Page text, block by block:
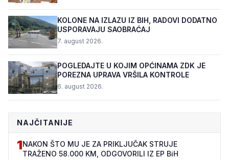
KOLONE NA IZLAZU IZ BIH, RADOVI DODATNO
USPORAVAJU SAOBRAĆAJ
7. august 2026.
POGLEDAJTE U KOJIM OPĆINAMA ZDK JE
POREZNA UPRAVA VRŠILA KONTROLE
6. august 2026.
NAJČITANIJE
1NAKON ŠTO MU JE ZA PRIKLJUČAK STRUJE
TRAŽENO 58.000 KM, ODGOVORILI IZ EP BiH